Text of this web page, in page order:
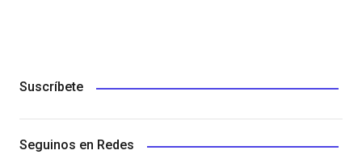
Suscríbete
Seguinos en Redes